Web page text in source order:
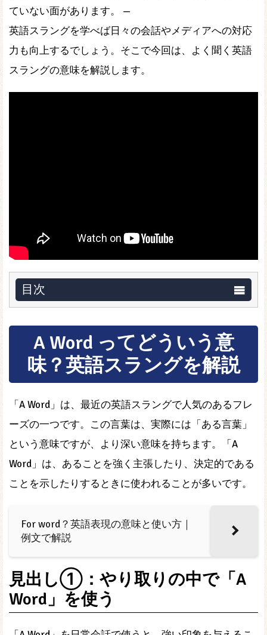
ていない面があります。 —
英語スラングを学べば日々の会話やメディアへの対応
力も向上するでしょう。そこで今回は、よく聞く英語
スラングの意味を解説します。
目次
A Word ってどういう意
味？英語スラングを解説
「A Word」は、最近の英語スラングで人気のあるフレ
ーズの一つです。この言葉は、実際には「ある言葉」
という意味ですが、より深い意味を持ちます。「A
Word」は、あることを強く主張したり、決定的である
ことを示したりするときに使われることが多いです。
For word？英語表現の意味と使い方｜
例文で解説
見出し①：やり取りの中で「A
Word」を使う